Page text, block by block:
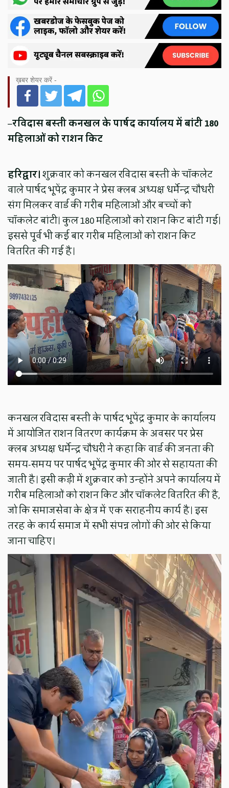
ख़बर शेयर करें -
–रविदास बस्ती कनखल के पार्षद कार्यालय में बांटी 180
महिलाओं को राशन किट
हरिद्वार।शुक्रवार को कनखल रविदास बस्ती के चॉकलेट
वाले पार्षद भूपेंद्र कुमार ने प्रेस क्लब अध्यक्ष धर्मेन्द्र चौधरी
संग मिलकर वार्ड की गरीब महिलाओं और बच्चों को
चॉकलेट बांटी। कुल 180 महिलाओं को राशन किट बांटी गई।
इससे पूर्व भी कई बार गरीब महिलाओं को राशन किट
वितरित की गई है।
कनखल रविदास बस्ती के पार्षद भूपेंद्र कुमार के कार्यालय
में आयोजित राशन वितरण कार्यक्रम के अवसर पर प्रेस
क्लब अध्यक्ष धर्मेन्द्र चौधरी ने कहा कि वार्ड की जनता की
समय-समय पर पार्षद भूपेंद्र कुमार की ओर से सहायता की
जाती है। इसी कड़ी में शुक्रवार को उन्होंने अपने कार्यालय में
गरीब महिलाओं को राशन किट और चॉकलेट वितरित की है,
जो कि समाजसेवा के क्षेत्र में एक सराहनीय कार्य है। इस
तरह के कार्य समाज में सभी संपन्न लोगों की ओर से किया
जाना चाहिए।